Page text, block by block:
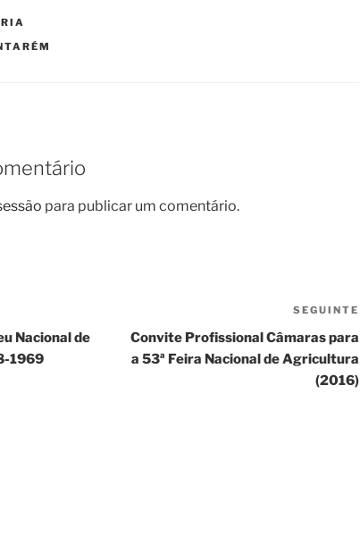
para publicar um comentário.
Nacional de
1969
SEGUINTE
Convite Profissional Câmaras para
a 53ª Feira Nacional de Agricultura
(2016)